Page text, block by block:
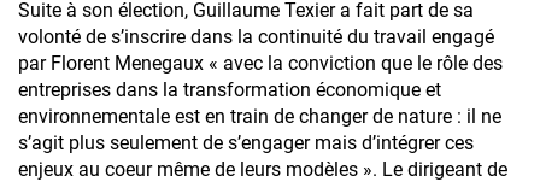
Suite à son élection, Guillaume Texier a fait part de sa
volonté de s’inscrire dans la continuité du travail engagé
par Florent Menegaux « avec la conviction que le rôle des
entreprises dans la transformation économique et
environnementale est en train de changer de nature : il ne
s’agit plus seulement de s’engager mais d’intégrer ces
enjeux au coeur même de leurs modèles ». Le dirigeant de